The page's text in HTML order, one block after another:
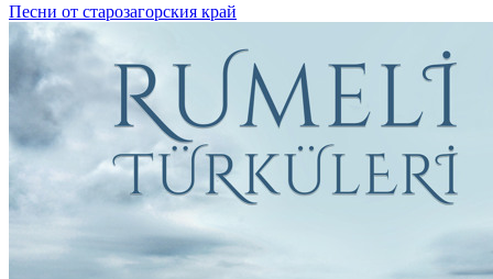
Песни от старозагорския край